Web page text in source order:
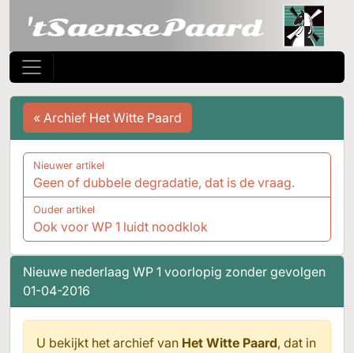
Nieuwe nederlaag WP 1 voorlopig zonder gevolgen
01-04-2016
U bekijkt het archief van Het Witte Paard, dat in
« Archief Het Witte Paard
Nieuwer artikel
Geen of dubbele degradatie, dat is de vraag.
Ouder artikel
Ook voor WP 1 luidt noodklok